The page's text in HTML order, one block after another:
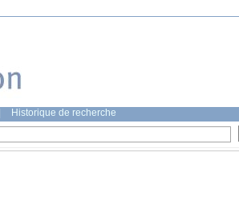
Historique de recherche